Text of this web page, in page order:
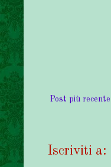
Post più recente
Iscriviti a: